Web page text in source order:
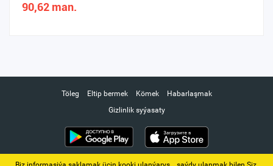
90,62 man.
Töleg Eltip bermek Kömek
Habarlaşmak
Gizlinlik syýasaty